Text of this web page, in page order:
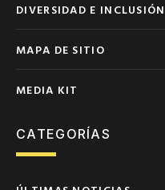
DIVERSIDAD E INCLUSIÓN
MAPA DE SITIO
MEDIA KIT
CATEGORÍAS